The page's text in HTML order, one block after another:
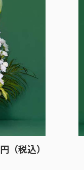
円（税込）